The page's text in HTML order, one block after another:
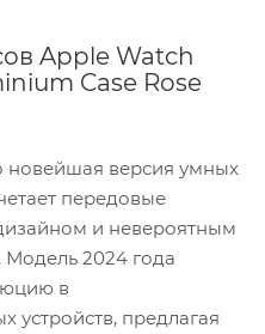
Apple Watch
Case Rose
новейшая версия умных
передовые
и невероятным
Модель 2024 года
в
устройств, предлагая